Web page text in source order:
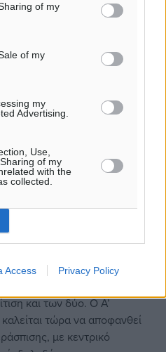
of my
of my
my
Advertising.
Use,
of my
with the
collected.
Access Privacy Policy
για χρόνια κάτω από
και των δύο. Ο Α’
τώρα να αποφανθεί
με κεντρικό